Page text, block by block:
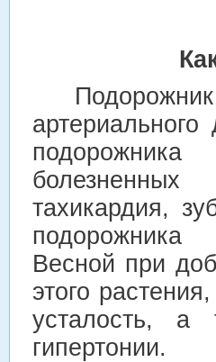
тахикардия,
подорожника
Весной при
этого
усталость, а
гипертонии.